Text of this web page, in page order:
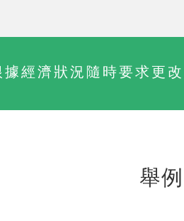
據經濟狀況隨時要求更
舉例